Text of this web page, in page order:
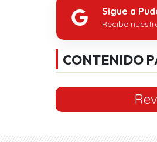
Sigue a
Recibe
CONTENIDO